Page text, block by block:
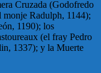
Cruzada (Godofredo
Radulph, 1144);
1190); los
(el fray Pedro
1337); y la Muerte